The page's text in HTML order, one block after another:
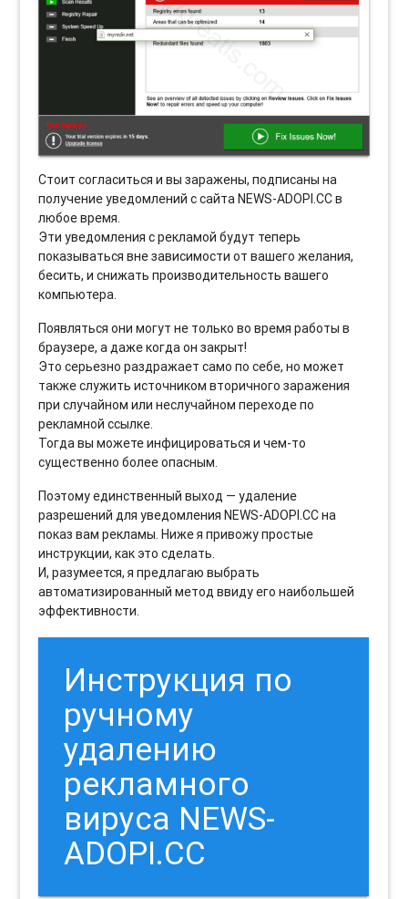
Стоит согласиться и вы заражены, подписаны на
получение уведомлений с сайта NEWS-ADOPI.CC в
любое время.
Эти уведомления с рекламой будут теперь
показываться вне зависимости от вашего желания,
бесить, и снижать производительность вашего
компьютера.
Появляться они могут не только во время работы в
браузере, а даже когда он закрыт!
Это серьезно раздражает само по себе, но может
также служить источником вторичного заражения
при случайном или неслучайном переходе по
рекламной ссылке.
Тогда вы можете инфицироваться и чем-то
существенно более опасным.
Поэтому единственный выход — удаление
разрешений для уведомления NEWS-ADOPI.CC на
показ вам рекламы. Ниже я привожу простые
инструкции, как это сделать.
И, разумеется, я предлагаю выбрать
автоматизированный метод ввиду его наибольшей
эффективности.
Инструкция по
ручному
удалению
рекламного
вируса NEWS-
ADOPI.CC